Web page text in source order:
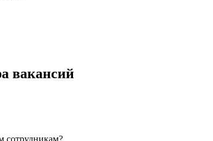
вакансий
сотрудникам?